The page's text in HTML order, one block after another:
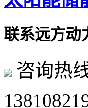
联系远方动
咨询热线